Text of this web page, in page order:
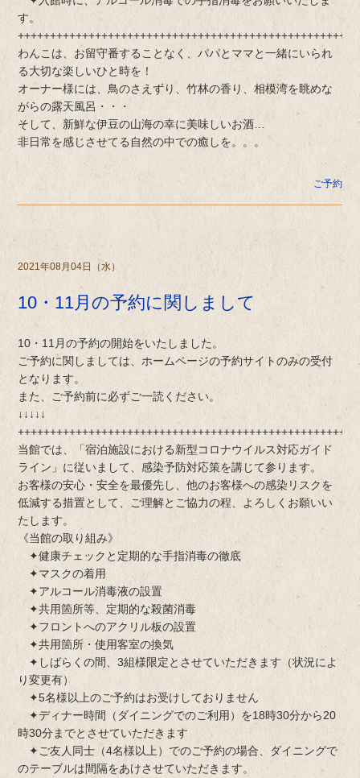
す。
わんこは、お留守番することなく、パパとママと一緒にいられ
る大切な楽しいひと時を！
オーナー様には、鳥のさえずり、竹林の香り、相模湾を眺めな
がらの露天風呂・・・
そして、新鮮な伊豆の山海の幸に美味しいお酒…
非日常を感じさせてる自然の中での癒しを。。。
ご予約
2021年08月04日（水）
10・11月の予約に関しまして
10・11月の予約の開始をいたしました。
ご予約に関しましては、ホームページの予約サイトのみの受付
となります。
また、ご予約前に必ずご一読ください。
↓↓↓↓↓
当館では、「宿泊施設における新型コロナウイルス対応ガイド
ライン」に従いまして、感染予防対応策を講じて参ります。
お客様の安心・安全を最優先し、他のお客様への感染リスクを
低減する措置として、ご理解とご協力の程、よろしくお願いい
たします。
《当館の取り組み》
✦健康チェックと定期的な手指消毒の徹底
✦マスクの着用
✦アルコール消毒液の設置
✦共用箇所等、定期的な殺菌消毒
✦フロントへのアクリル板の設置
✦共用箇所・使用客室の換気
✦しばらくの間、3組様限定とさせていただきます（状況によ
り変更有）
✦5名様以上のご予約はお受けしておりません
✦ディナー時間（ダイニングでのご利用）を18時30分から20
時30分までとさせていただきます
✦ご友人同士（4名様以上）でのご予約の場合、ダイニングで
のテーブルは間隔をあけさせていただきます。